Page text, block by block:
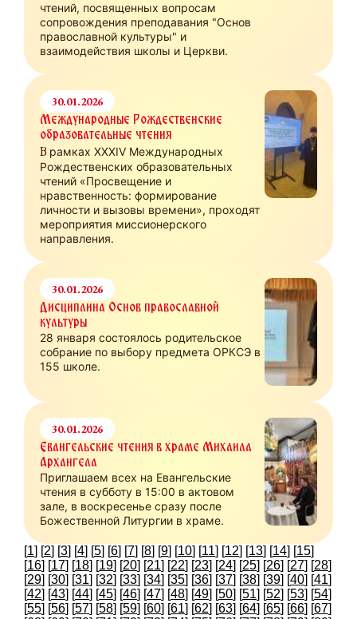
чтений, посвященных вопросам
сопровождения преподавания "Основ
православной культуры" и
взаимодействия школы и Церкви.
30.01.2026
Международные Рождественские
образовательные чтения
В рамках XXXIV Международных
Рождественских образовательных
чтений «Просвещение и
нравственность: формирование
личности и вызовы времени», проходят
мероприятия миссионерского
направления.
30.01.2026
Дисциплина Основ православной
культуры
28 января состоялось родительское
собрание по выбору предмета ОРКСЭ в
155 школе.
30.01.2026
Евангельские чтения в храме Михаила
Архангела
Приглашаем всех на Евангельские
чтения в субботу в 15:00 в актовом
зале, в воскресенье сразу после
Божественной Литургии в храме.
[1] [2] [3] [4] [5] [6] [7] [8] [9] [10] [11] [12] [13] [14] [15]
[16] [17] [18] [19] [20] [21] [22] [23] [24] [25] [26] [27] [28]
[29] [30] [31] [32] [33] [34] [35] [36] [37] [38] [39] [40] [41]
[42] [43] [44] [45] [46] [47] [48] [49] [50] [51] [52] [53] [54]
[55] [56] [57] [58] [59] [60] [61] [62] [63] [64] [65] [66] [67]